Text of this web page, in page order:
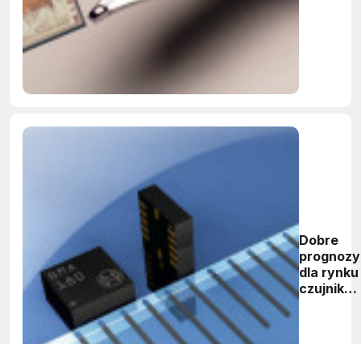
Dobre
prognozy
dla rynku